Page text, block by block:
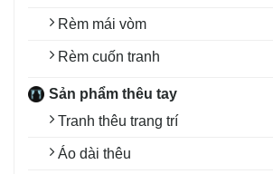
Rèm mái vòm
Rèm cuốn tranh
Sản phẩm thêu tay
Tranh thêu trang trí
Áo dài thêu